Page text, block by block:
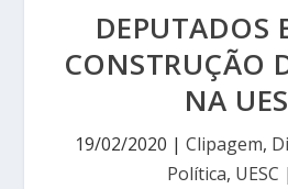
DEPUTADOS
CONSTRUÇÃO
NA
19/02/2020 | Clipagem,
Política, UESC |